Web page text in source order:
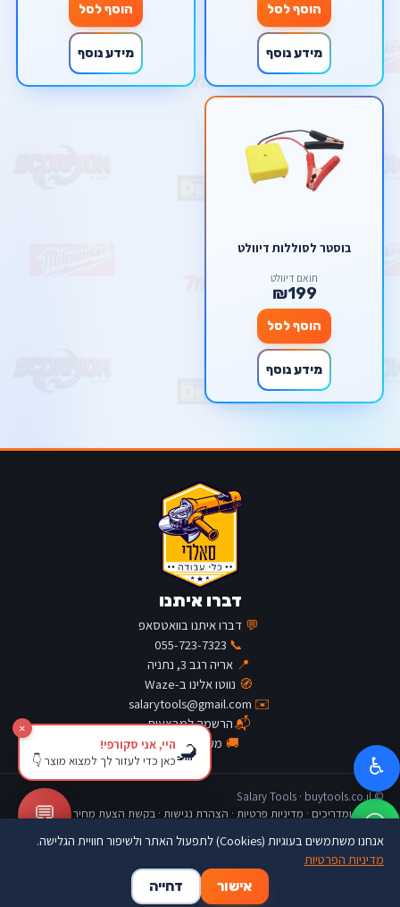
הוסף לסל
מידע נוסף
הוסף לסל
מידע נוסף
בוסטר לסוללות דיוולט
תואם דיוולט
₪199
הוסף לסל
מידע נוסף
דברו איתנו
💬 דברו איתנו בוואטסאפ
📞
055-723-7323
📍 אריה רגב 3, נתניה
🧭 נווטו אלינו ב-Waze
✉️
salarytools@gmail.com
📬הרשמה למבצעים
🚚 מעקב משלוח
© Salary Tools · buytools.co.il
כתבות ומדריכים · מדיניות פרטיות · הצהרת נגישות · בקשת הצעת מחיר 💬
♿
🛒
סל קניות
אנחנו משתמשים בעוגיות (Cookies) לתפעול האתר ולשיפור חוויית הגלישה.
מדיניות הפרטיות
אישור
דחייה
×
🦂היי, אני סקורפי!
כאן כדי לעזור לך למצוא מוצר 👇